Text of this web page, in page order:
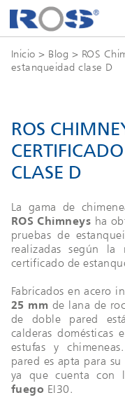
Inicio > Blog > ROS
estanqueidad clase D
ROS
CLASE D
La gama de
ROS Chimneys ha
pruebas de
realizadas según la
certificado de
Fabricados en acero
25 mm de lana de
de doble pared
calderas
estufas y
pared es apta para
ya que cuenta con
fuego EI30.